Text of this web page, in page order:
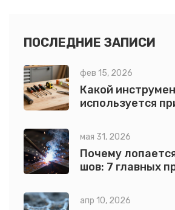
ПОСЛЕДНИЕ ЗАПИСИ
фев 15, 2026
Какой
используется
работ?
мая 31, 2026
Почему
шов: 7 главных
апр 10, 2026